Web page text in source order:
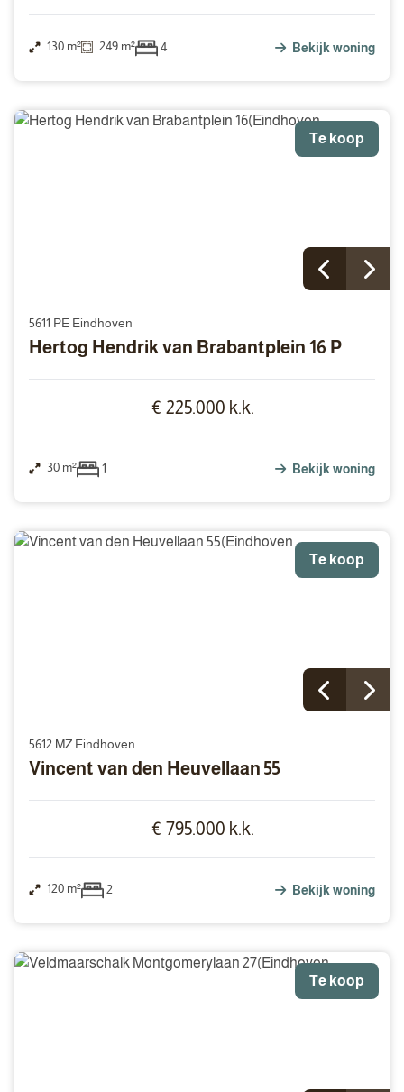
130 m² 249 m² 4 Bekijk woning
Te koop
5611 PE Eindhoven
Hertog Hendrik van Brabantplein 16 P
€ 225.000 k.k.
30 m² 1 Bekijk woning
Te koop
5612 MZ Eindhoven
Vincent van den Heuvellaan 55
€ 795.000 k.k.
120 m² 2 Bekijk woning
Te koop